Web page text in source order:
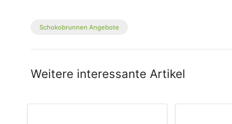
Schokobrunnen Angebote
Weitere interessante Artikel